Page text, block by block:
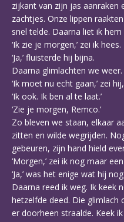
zijkant van zijn jas aanraken
zachtjes. Onze lippen
snel telde. Daarna liet ik hem
‘Ik zie je morgen,’ zei ik hees.
‘Ja,’ fluisterde hij bijna.
Daarna glimlachten we weer.
‘Ik moet nu echt gaan,’ zei
‘Ik ook. Ik ben al te laat.’
‘Zie je morgen, Remco.’
Zo bleven we staan, elkaar
zitten en wilde wegrijden.
gebeuren, zijn hand hield
‘Morgen,’ zei ik nog maar
‘Ja,’ was het enige wat hij
Daarna reed ik weg. Ik keek
hetzelfde deed. Die glimlach
er doorheen straalde. Keek